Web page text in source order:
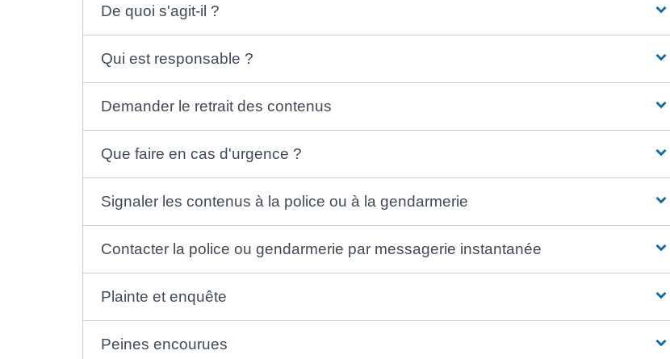
De quoi s'agit-il ?
Qui est responsable ?
Demander le retrait des contenus
Que faire en cas d'urgence ?
Signaler les contenus à la police ou à la gendarmerie
Contacter la police ou gendarmerie par messagerie instantanée
Plainte et enquête
Peines encourues